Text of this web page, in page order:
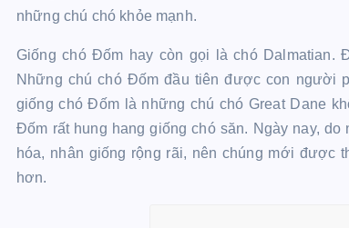
những chú chó khỏe mạnh.
Giống chó Đốm hay còn gọi là chó Dalmatian.
Những chú chó Đốm đầu tiên được con người
giống chó Đốm là những chú chó Great Dane
Đốm rất hung hang giống chó săn. Ngày nay,
hóa, nhân giống rộng rãi, nên chúng mới được
hơn.